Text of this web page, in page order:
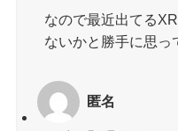
なので最近出てる
ないかと勝手に思っ
匿名